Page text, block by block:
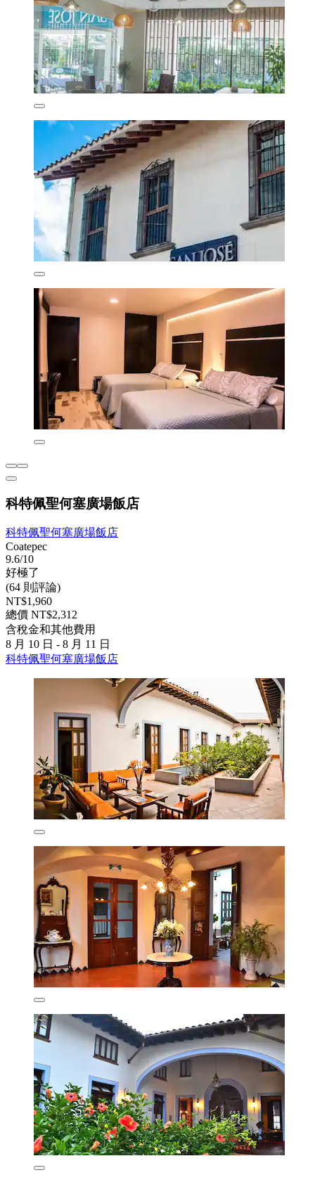
科特佩聖何塞廣場飯店
科特佩聖何塞廣場飯店
Coatepec
9.6/10
好極了
(64 則評論)
NT$1,960
總價 NT$2,312
含稅金和其他費用
8 月 10 日 - 8 月 11 日
科特佩聖何塞廣場飯店